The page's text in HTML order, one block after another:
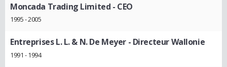
Moncada Trading Limited - CEO
1995 - 2005
Entreprises L. L. & N. De Meyer- Directeur Wallonie
1991 - 1994